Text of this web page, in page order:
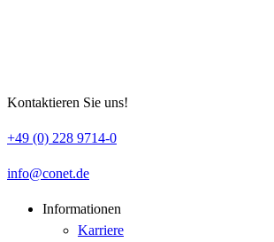
Kontaktieren Sie uns!
+49 (0) 228 9714-0
info conet de
Informationen
Karriere